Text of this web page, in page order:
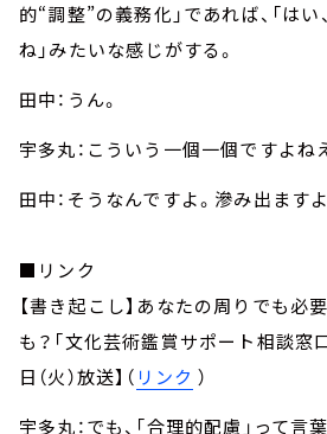
的“調整”の義務化」であれば、「は
ね」みたいな感じがする。
田中：うん。
宇多丸：こういう一個一個ですよね
田中：そうなんですよ。滲み出ますよ
■リンク
【書き起こし】あなたの周りでも必
も？「文化芸術鑑賞サポート相談窓
日（火）放送】（ リンク ）
宇多丸：でも、「合理的配慮」って